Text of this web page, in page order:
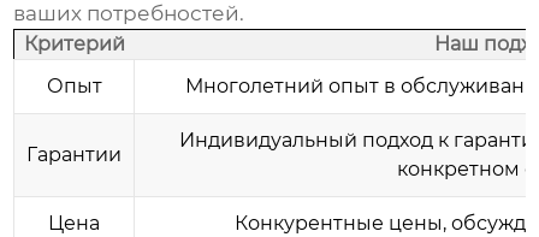
ваших потребностей.
Критерий
Наш
Опыт
Многолетний опыт в
Гарантии
Индивидуальный подход к
конкретном
Цена Конкурентные цены,